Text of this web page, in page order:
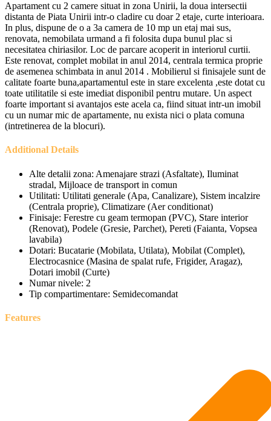
Apartament cu 2 camere situat in zona Unirii, la doua intersectii
distanta de Piata Unirii intr-o cladire cu doar 2 etaje, curte interioara.
In plus, dispune de o a 3a camera de 10 mp un etaj mai sus,
renovata, nemobilata urmand a fi folosita dupa bunul plac si
necesitatea chiriasilor. Loc de parcare acoperit in interiorul curtii.
Este renovat, complet mobilat in anul 2014, centrala termica proprie
de asemenea schimbata in anul 2014 . Mobilierul si finisajele sunt de
calitate foarte buna,apartamentul este in stare excelenta ,este dotat cu
toate utilitatile si este imediat disponibil pentru mutare. Un aspect
foarte important si avantajos este acela ca, fiind situat intr-un imobil
cu un numar mic de apartamente, nu exista nici o plata comuna
(intretinerea de la blocuri).
Additional Details
Alte detalii zona: Amenajare strazi (Asfaltate), Iluminat
stradal, Mijloace de transport in comun
Utilitati: Utilitati generale (Apa, Canalizare), Sistem incalzire
(Centrala proprie), Climatizare (Aer conditionat)
Finisaje: Ferestre cu geam termopan (PVC), Stare interior
(Renovat), Podele (Gresie, Parchet), Pereti (Faianta, Vopsea
lavabila)
Dotari: Bucatarie (Mobilata, Utilata), Mobilat (Complet),
Electrocasnice (Masina de spalat rufe, Frigider, Aragaz),
Dotari imobil (Curte)
Numar nivele: 2
Tip compartimentare: Semidecomandat
Features